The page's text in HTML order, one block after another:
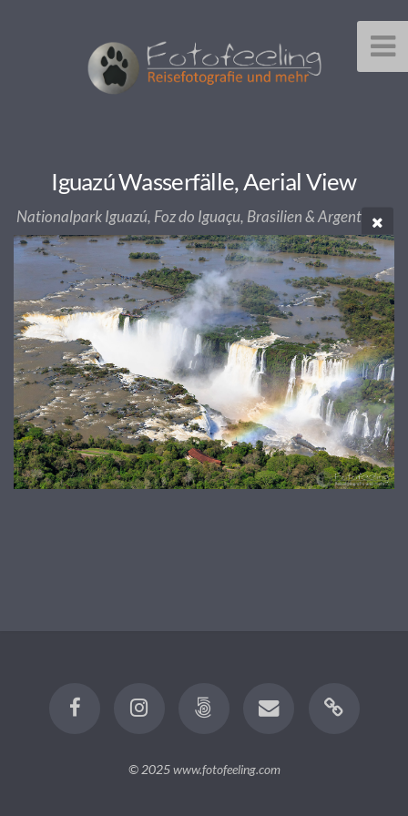
Iguazú Wasserfälle, Aerial View
Nationalpark Iguazú, Foz do Iguaçu, Brasilien & Argentinien
© 2025www.fotofeeling.com